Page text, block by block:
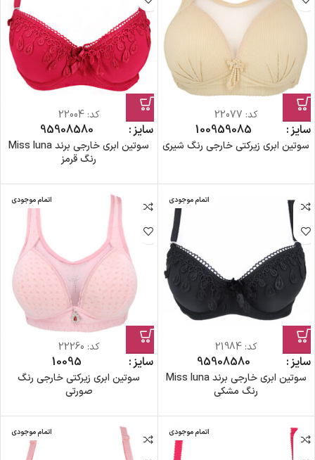
کد: 22077
سایز 85
90
95
100
سوتین ابری زیرکتی خارجی رنگ شیری
کد:22004
سایز 80
85
90
95
سوتین ابری خارجی برند Miss luna
رنگ قرمز
اتمام موجودی
کد:21984
سایز 80
85
90
95
سوتین ابری خارجی برند Miss luna
رنگ مشکی
اتمام موجودی
کد: 22260
سایز 95
100
سوتین ابری زیرکتی خارجی رنگ
صورتی
اتمام موجودی اتمام موجودی